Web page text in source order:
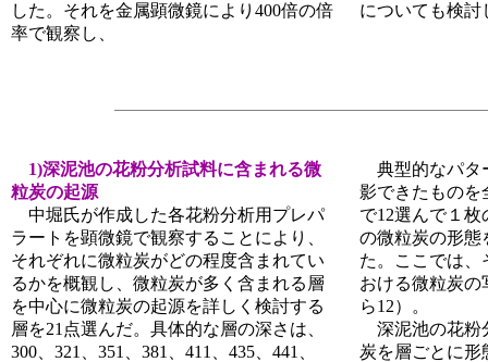
した。それを金属顕微鏡により400倍の倍
率で観察し、
についても検討
1)深泥池の花粉分析試料に含まれる微
粒炭の起源
中堀氏が作成した各花粉分析用プレパ
ラートを顕微鏡で観察することにより、
それぞれに微粒炭がどの程度含まれてい
るかを概観し、微粒炭が多く含まれる層
を中心に微粒炭の起源を詳しく検討する
層を21点選んだ。具体的な層の深さは、
300、321、351、381、411、435、441、
典型的なパタ
影できたものを
で12選んで１
の微粒炭の形態
た。ここでは、
おける微粒炭の
ら12）。
深泥池の花粉
炭を層ごとに形